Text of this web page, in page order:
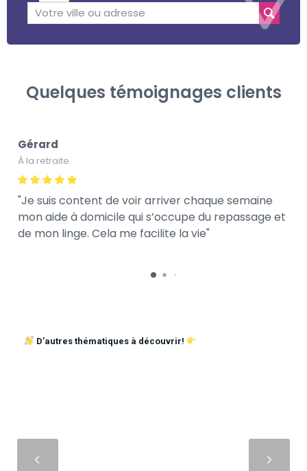
Quelques témoignages clients
Gérard
À la retraite
Je suis content de voir arriver chaque semaine
mon aide à domicile qui s’occupe du repassage et
de mon linge. Cela me facilite la vie
D’autres thématiques à découvrir!